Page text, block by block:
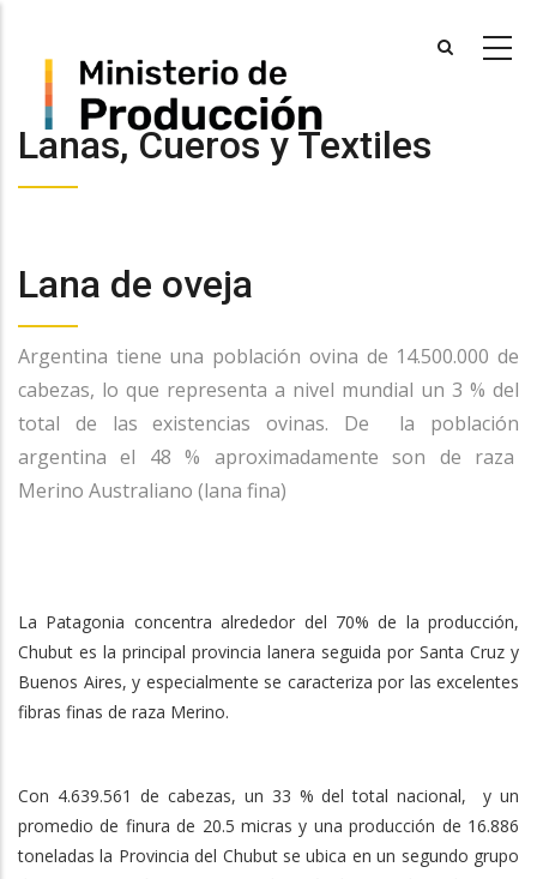
content
Lanas, Cueros y Textiles
Lana de oveja
Argentina tiene una población ovina de 14.500.000 de
cabezas, lo que representa a nivel mundial un 3 % del
total de las existencias ovinas. De la población
argentina el 48 % aproximadamente son de raza
Merino Australiano (lana fina)
La Patagonia concentra alrededor del 70% de la producción,
Chubut es la principal provincia lanera seguida por Santa Cruz y
Buenos Aires, y especialmente se caracteriza por las excelentes
fibras finas de raza Merino.
Con 4.639.561 de cabezas, un 33 % del total nacional, y un
promedio de finura de 20.5 micras y una producción de 16.886
toneladas la Provincia del Chubut se ubica en un segundo grupo